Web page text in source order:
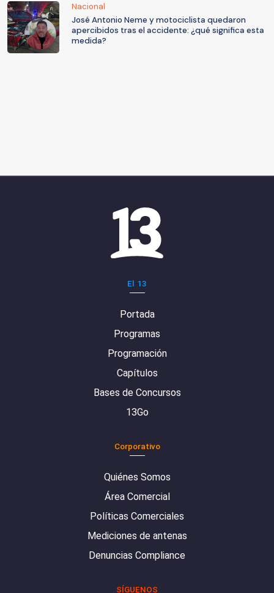
Nacional
José Antonio Neme y motociclista quedaron
apercibidos tras el accidente: ¿qué significa esta
medida?
El 13
Portada
Programas
Programación
Capítulos
Bases de Concursos
13Go
Corporativo
Quiénes Somos
Área Comercial
Políticas Comerciales
Mediciones de antenas
Denuncias Compliance
SÍGUENOS